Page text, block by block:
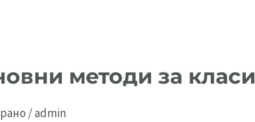
методи за класи
/admin